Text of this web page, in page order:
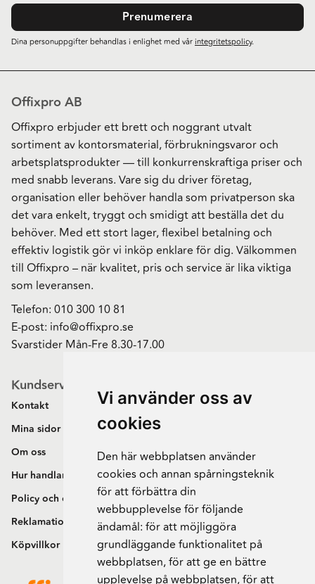
Vi använder oss av
cookies
Den här webbplatsen använder
cookies och annan spårningsteknik
för att förbättra din
webbupplevelse för följande
ändamål: för att möjliggöra
grundläggande funktionalitet på
webbplatsen,för att ge en bättre
upplevelse på webbplatsen,för att
Prenumerera
Dina personuppgifter behandlas i enlighet med vårintegritetspolicy.
Offixpro AB
Offixpro erbjuder ett brett och noggrant utvalt
sortiment av kontorsmaterial, förbrukningsvaror och
arbetsplatsprodukter — till konkurrenskraftiga priser och
med snabb leverans. Vare sig du driver företag,
organisation eller behöver handla som privatperson ska
det vara enkelt, tryggt och smidigt att beställa det du
behöver. Med ett stort lager, flexibel betalning och
effektiv logistik gör vi inköp enklare för dig. Välkommen
till Offixpro – när kvalitet, pris och service är lika viktiga
som leveransen.
Telefon: 010 300 10 81
E-post: info@offixpro.se
Svarstider Mån-Fre 8.30-17.00
Kundservice
Kontakt
Mina sidor
Om oss
Hur handlar jag?
Policy och cookies
Reklamation och retur
Köpvillkor